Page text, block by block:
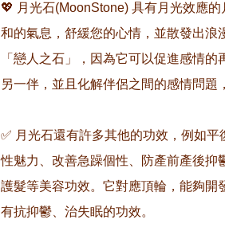
💖 月光石(MoonStone) 具有月光效應
和的氣息，舒緩您的心情，並散發出浪
「戀人之石」，因為它可以促進感情的
另一伴，並且化解伴侶之間的感情問題
✅ 月光石還有許多其他的功效，例如平
性魅力、改善急躁個性、防產前產後抑
護髮等美容功效。它對應頂輪，能夠開
有抗抑鬱、治失眠的功效。